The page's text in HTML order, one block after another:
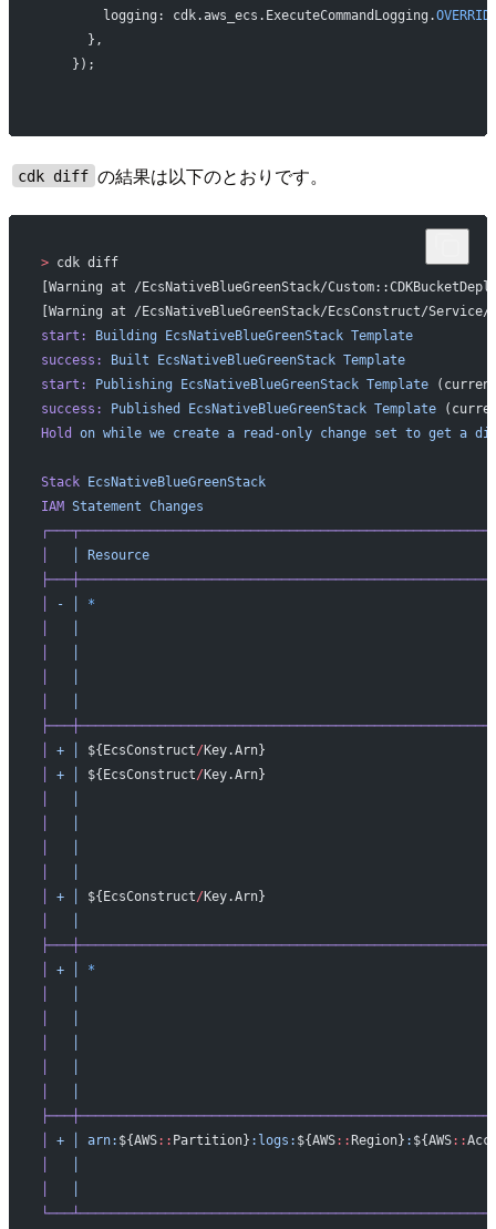
        logging: cdk.aws_ecs.ExecuteCommandLogging.
      },
    });
cdk diff の結果は以下のとおりです。
> cdk diff
[Warning at /EcsNativeBlueGreenStack/
[Warning at /EcsNativeBlueGreenStack/EcsConstruct/
start:
Building EcsNativeBlueGreenStack Template
success:
Built EcsNativeBlueGreenStack Template
start:
Publishing EcsNativeBlueGreenStack Template
success:
Published EcsNativeBlueGreenStack Template
Hold
on while we create a read-only change set to get a
Stack EcsNativeBlueGreenStack
IAM Statement Changes
Resource
- *
+ │ ${EcsConstruct/
+ │ ${EcsConstruct/
+ │ ${EcsConstruct/
+ │ *
+ │ arn: ${AWS:: Partition} :logs: ${AWS:: Region} : ${AWS::